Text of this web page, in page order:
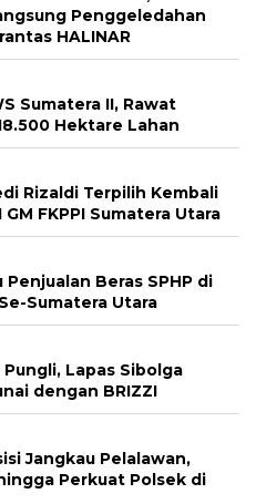
Penggeledahan
HALINAR
Sumatera II, Rawat
Hektare Lahan
Rizaldi Terpilih Kembali
FKPPI Sumatera Utara
Beras SPHP di
Sumatera Utara
Lapas Sibolga
dengan BRIZZI
Jangkau Pelalawan,
Perkuat Polsek di